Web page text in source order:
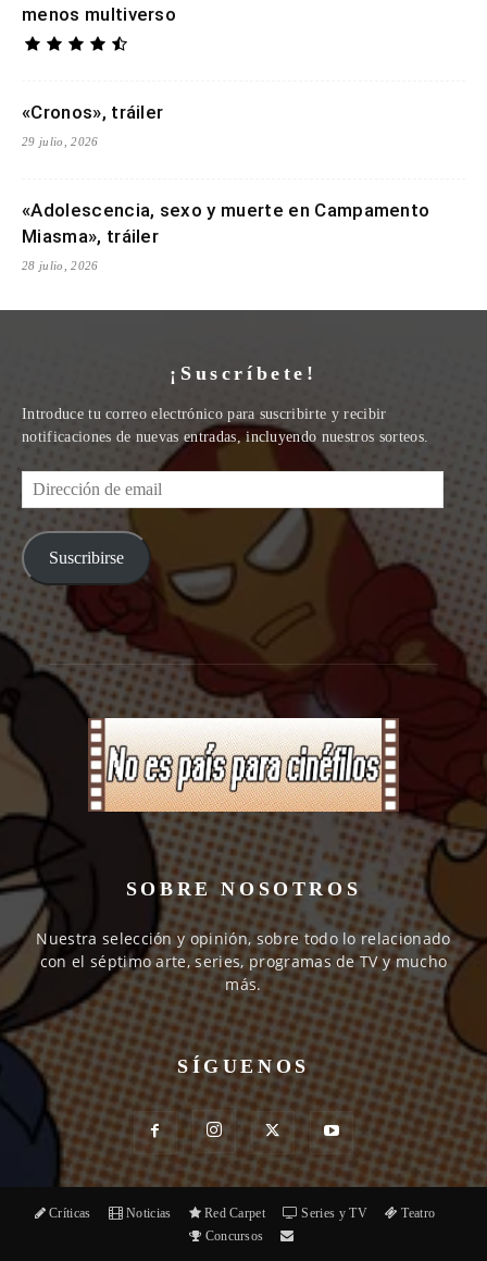
menos multiverso
«Cronos», tráiler
29 julio, 2026
«Adolescencia, sexo y muerte en Campamento
Miasma», tráiler
28 julio, 2026
¡Suscríbete!
Introduce tu correo electrónico para suscribirte y recibir
notificaciones de nuevas entradas, incluyendo nuestros sorteos.
Dirección
de
email
Suscribirse
SOBRE NOSOTROS
Nuestra selección y opinión, sobre todo lo relacionado
con el séptimo arte, series, programas de TV y mucho
más.
SÍGUENOS
Críticas Noticias Red Carpet Series y TV
Teatro
Concursos